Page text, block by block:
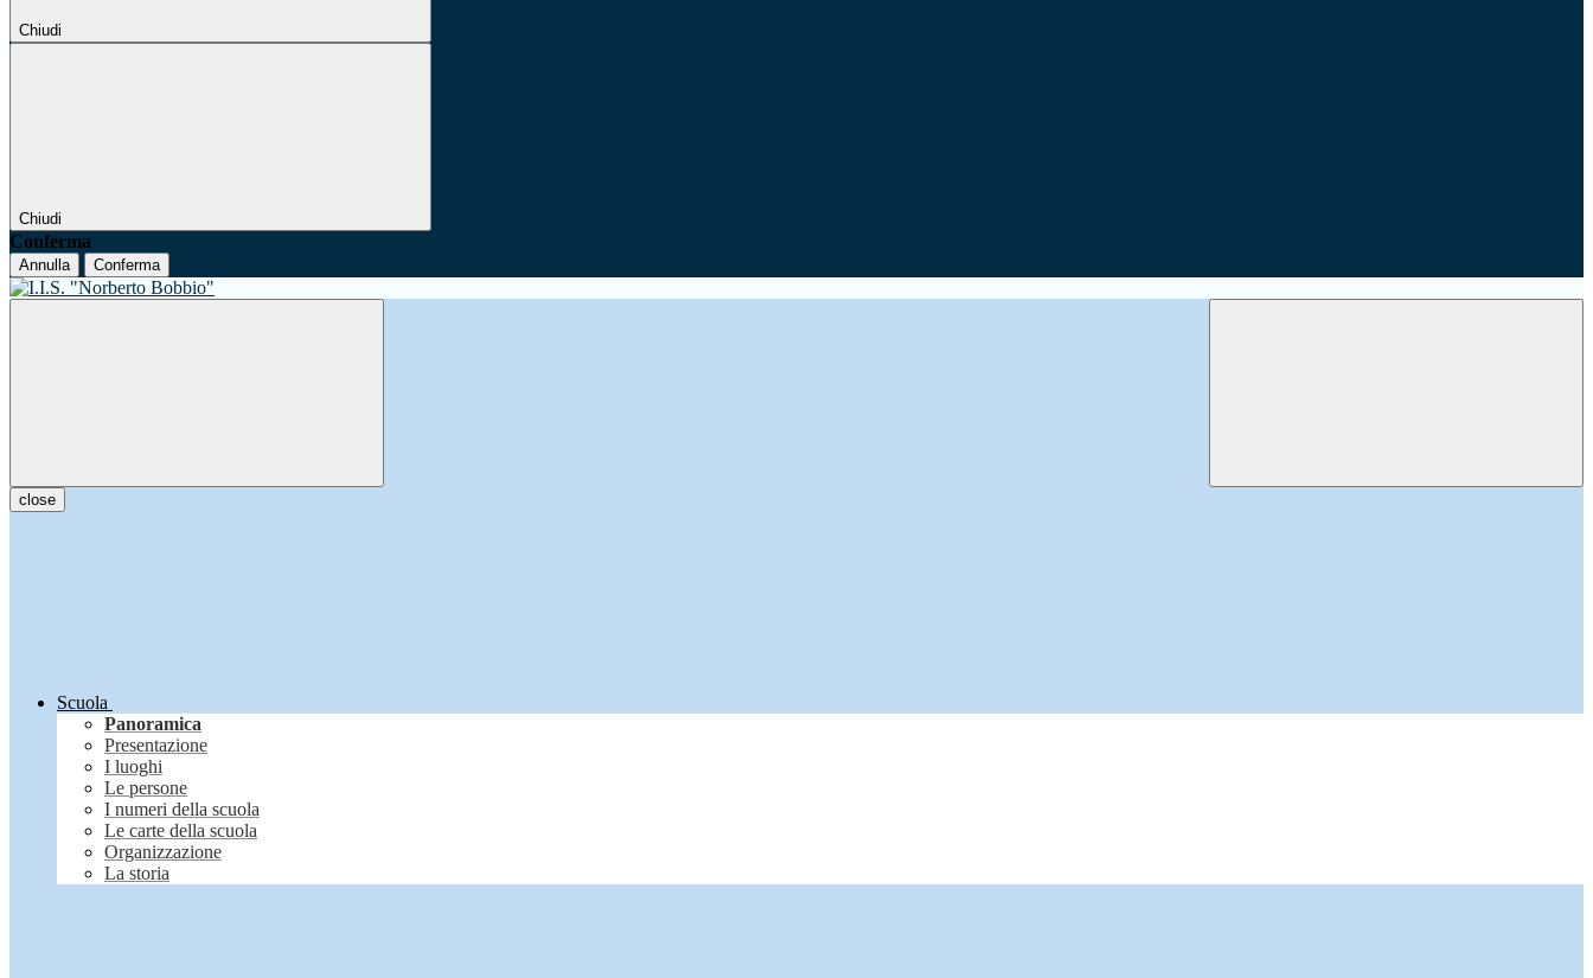
Chiudi
Chiudi
Conferma
Annulla Conferma
close
Scuola
Panoramica
Presentazione
I luoghi
Le persone
I numeri della scuola
Le carte della scuola
Organizzazione
La storia